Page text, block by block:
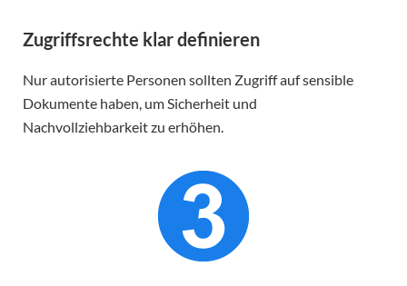
Zugriffsrechte klar definieren
Nur autorisierte Personen sollten Zugriff auf sensible
Dokumente haben, um Sicherheit und
Nachvollziehbarkeit zu erhöhen.